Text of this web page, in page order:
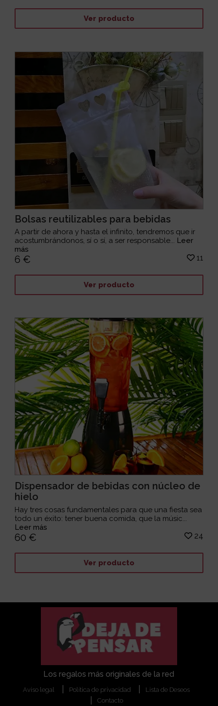
Ver producto
Bolsas reutilizables para bebidas
A partir de ahora y hasta el infinito, tendremos que ir
acostumbrándonos, sí o sí, a ser responsable... Leer
más
6 € 11
Ver producto
Dispensador de bebidas con núcleo de
hielo
Hay tres cosas fundamentales para que una fiesta sea
todo un éxito: tener buena comida, que la músic...
Leer más
60 € 24
Ver producto
Los regalos más originales de la red
Aviso legal Política de privacidad
Lista de Deseos
Contacto